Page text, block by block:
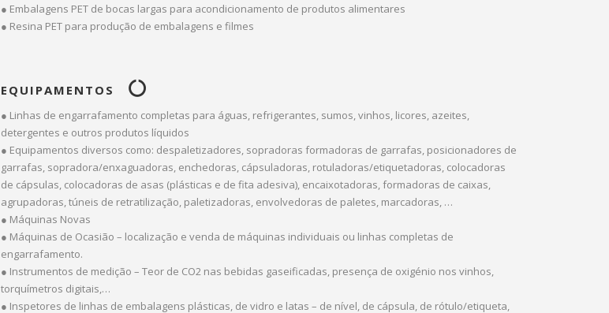
● Embalagens PET de bocas largas para acondicionamento de produtos alimentares
● Resina PET para produção de embalagens e filmes
EQUIPAMENTOS
● Linhas de engarrafamento completas para águas, refrigerantes, sumos, vinhos, licores, azeites,
detergentes e outros produtos líquidos
● Equipamentos diversos como: despaletizadores, sopradoras formadoras de garrafas, posicionadores de
garrafas, sopradora/enxaguadoras, enchedoras, cápsuladoras, rotuladoras/etiquetadoras, colocadoras
de cápsulas, colocadoras de asas (plásticas e de fita adesiva), encaixotadoras, formadoras de caixas,
agrupadoras, túneis de retratilização, paletizadoras, envolvedoras de paletes, marcadoras, …
● Máquinas Novas
● Máquinas de Ocasião – localização e venda de máquinas individuais ou linhas completas de
engarrafamento.
● Instrumentos de medição – Teor de CO2 nas bebidas gaseificadas, presença de oxigénio nos vinhos,
torquímetros digitais,…
● Inspetores de linhas de embalagens plásticas, de vidro e latas – de nível, de cápsula, de rótulo/etiqueta,